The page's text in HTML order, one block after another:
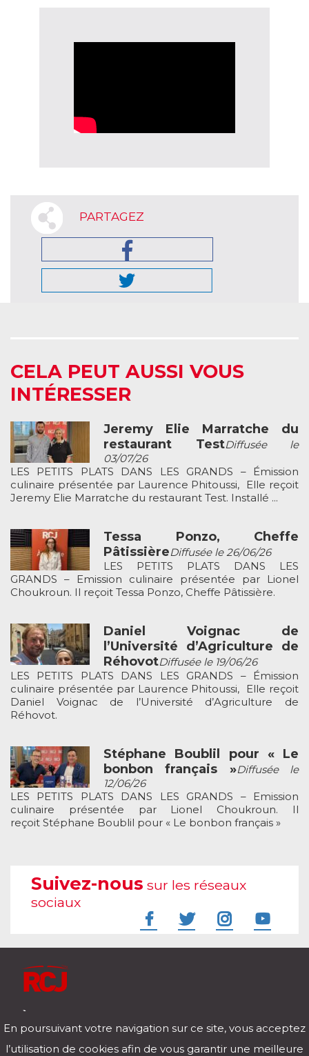
PARTAGEZ
CELA PEUT AUSSI VOUS
INTÉRESSER
Jeremy Elie Marratche du
restaurant TestDiffusée le
03/07/26
LES PETITS PLATS DANS LES GRANDS – Émission
culinaire présentée par Laurence Phitoussi, Elle reçoit
Jeremy Elie Marratche du restaurant Test. Installé ...
Tessa Ponzo, Cheffe
PâtissièreDiffusée le 26/06/26
LES PETITS PLATS DANS LES
GRANDS – Emission culinaire présentée par Lionel
Choukroun. Il reçoit Tessa Ponzo, Cheffe Pâtissière.
Daniel Voignac de
l’Université d’Agriculture de
RéhovotDiffusée le 19/06/26
LES PETITS PLATS DANS LES GRANDS – Émission
culinaire présentée par Laurence Phitoussi, Elle reçoit
Daniel Voignac de l’Université d’Agriculture de
Réhovot.
Stéphane Boublil pour « Le
bonbon français »Diffusée le
12/06/26
LES PETITS PLATS DANS LES GRANDS – Emission
culinaire présentée par Lionel Choukroun. Il
reçoit Stéphane Boublil pour « Le bonbon français »
Suivez-nous sur les réseaux
sociaux
Télécharger notre application pour iOs et Android
En poursuivant votre navigation sur ce site, vous acceptez
l’utilisation de cookies afin de vous garantir une meilleure